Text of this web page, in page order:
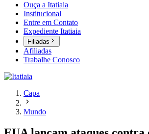
Ouça a Itatiaia
Institucional
Entre em Contato
Expediente Itatiaia
Filiadas
Afiliadas
Trabalhe Conosco
Capa
Mundo